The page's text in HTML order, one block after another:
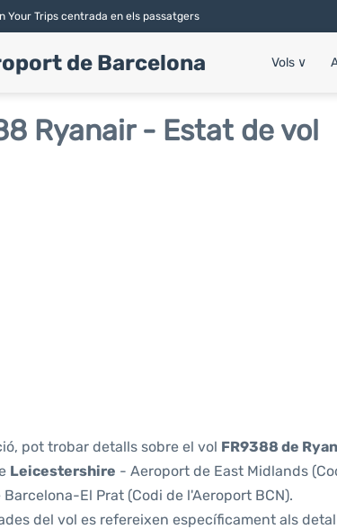
Your Trips centrada en els passatgers
de Barcelona Vols ∨
Ryanair - Estat de vol
pot trobar detalls sobre el vol FR9388 de
Leicestershire - Aeroport de East Midlands
El Prat (Codi de l'Aeroport BCN).
del vol es refereixen específicament als